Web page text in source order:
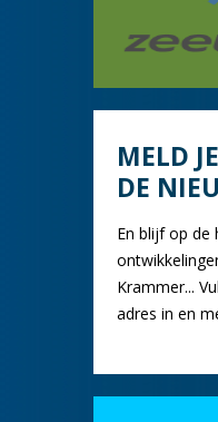
MELD
DE
En blijf op de
Krammer...
adres in en